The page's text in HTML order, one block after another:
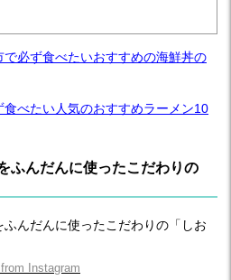
必ず食べたいおすすめの海鮮丼の
べたい人気のおすすめラーメン10
ふんだんに使ったこだわりの
Instagram